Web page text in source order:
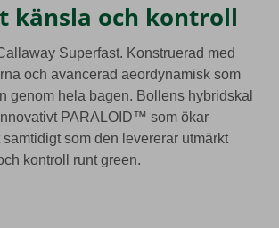
känsla och kontroll
Superfast. Konstruerad med
och avancerad aeordynamisk som
genom hela bagen. Bollens hybridskal
PARALOID™ som ökar
som den levererar utmärkt
kontroll runt green.